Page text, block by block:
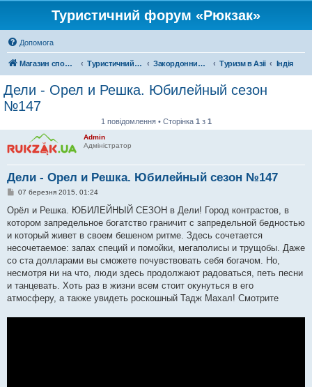
Туристичний форум «Рюкзак»
Допомога
Магазин спорядження Туристичний форум «Рюкзак» Закордонний туризм Туризм в Азії Індія
Дели - Орел и Решка. Юбилейный сезон
№147
1 повідомлення • Сторінка 1 з 1
Admin
Адміністратор
Дели - Орел и Решка. Юбилейный сезон №147
П
в
і
д
о
л
е
н
я
07 березня 2015, 01:24
Орёл и Решка. ЮБИЛЕЙНЫЙ СЕЗОН в Дели! Город контрастов, в
котором запредельное богатство граничит с запредельной бедностью
и который живет в своем бешеном ритме. Здесь сочетается
несочетаемое: запах специй и помойки, мегаполисы и трущобы. Даже
со ста долларами вы сможете почувствовать себя богачом. Но,
несмотря ни на что, люди здесь продолжают радоваться, петь песни
и танцевать. Хоть раз в жизни всем стоит окунуться в его
атмосферу, а также увидеть роскошный Тадж Махал! Смотрите